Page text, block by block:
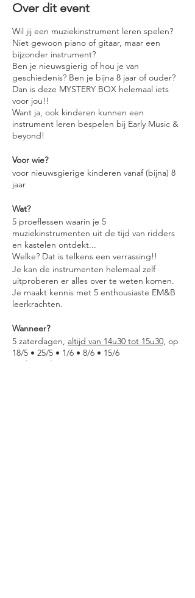
Over dit event
Wil jij een muziekinstrument leren spelen?
Niet gewoon piano of gitaar, maar een
bijzonder instrument?
Ben je nieuwsgierig of hou je van
geschiedenis? Ben je bijna 8 jaar of ouder?
Dan is deze MYSTERY BOX helemaal iets
voor jou!!
Want ja, ook kinderen kunnen een
instrument leren bespelen bij Early Music &
beyond!
Voor wie?
voor nieuwsgierige kinderen vanaf (bijna) 8
jaar
Wat?
5 proeflessen waarin je 5
muziekinstrumenten uit de tijd van ridders
en kastelen ontdekt...
Welke? Dat is telkens een verrassing!!
Je kan de instrumenten helemaal zelf
uitproberen er alles over te weten komen.
Je maakt kennis met 5 enthousiaste EM&B
leerkrachten.
Wanneer?
5 zaterdagen, altijd van 14u30 tot 15u30, op
18/5 • 25/5 • 1/6 • 8/6 • 15/6
Oef, net dan is er geen scouts in Jette!